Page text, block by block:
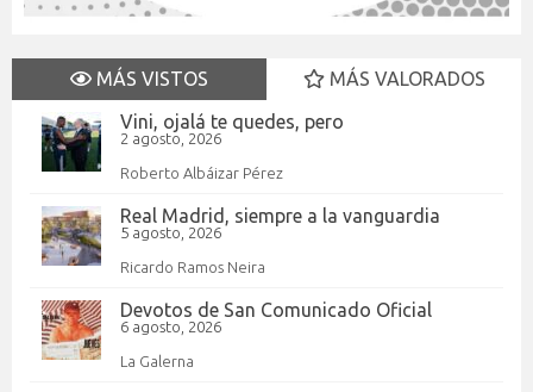
MÁS VISTOS
MÁS VALORADOS
Vini, ojalá te quedes, pero
2 agosto, 2026
Roberto Albáizar Pérez
Real Madrid, siempre a la vanguardia
5 agosto, 2026
Ricardo Ramos Neira
Devotos de San Comunicado Oficial
6 agosto, 2026
La Galerna